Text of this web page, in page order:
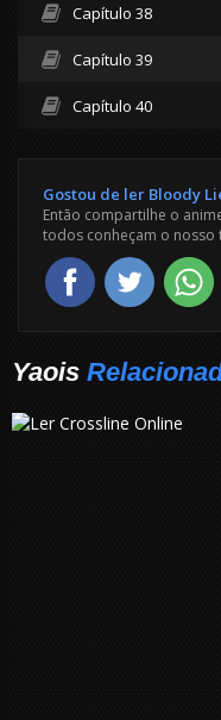
Capítulo 38
Capítulo 39
Capítulo 40
Gostou de ler Bloody
Então compartilhe o
todos conheçam o nosso
Yaois